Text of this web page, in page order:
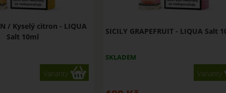
/ Kyselý citron - LIQUA
Salt 10ml
Varianty
SICILY GRAPEFRUIT - LIQUA Salt
SKLADEM
Varianty